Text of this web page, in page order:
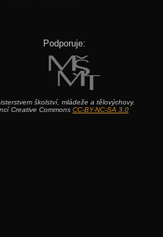
Podporuje:
školství, mládeže a tělovýchovy.
Creative Commons CC-BY-NC-SA 3.0